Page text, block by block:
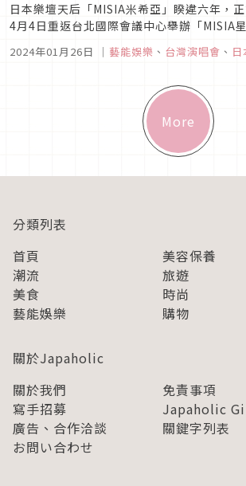
日本樂壇天后「MISIA米希亞」睽違六年，
4月4日重返台北國際會議中心舉辦「MISIA
週年的喜悅。 「MISIA星空現場Ⅻ」將於4月
2024年01月26日 ｜ 藝能娛樂 、 台灣演唱會 、
More
分類列表
首頁
美容保養
潮流
旅遊
美食
時尚
藝能娛樂
購物
關於Japaholic
關於我們
免責事項
寫手招募
Japaholic
廣告、合作洽談
關鍵字列表
お問い合わせ